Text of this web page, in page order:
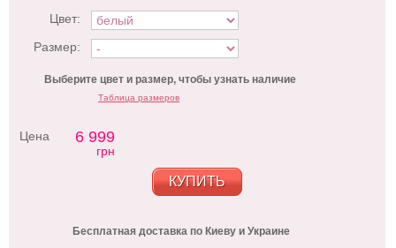
Цвет:
Размер:
Выберите цвет и размер, чтобы узнать наличие
Таблица размеров
Цена 6 999
грн
КУПИТЬ
Бесплатная доставка по Киеву и Украине